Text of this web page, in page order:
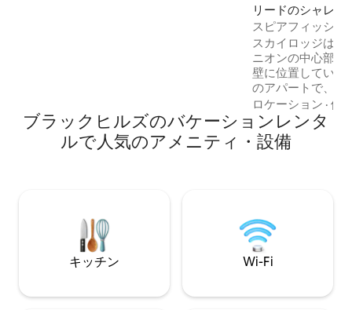
レイジーホース、カスター、カスター州
立公園まで1時間30分
リードのシャレー
スピアフィッシュ
イ・ロッジ
スカイロッジはス
ニオンの中心部に位
壁に位置していま
のアパートで、プ
ョンホームの最上階
フィッシュ滝と
イキングコース
す。 素晴らしい景色です！（鹿、エル
こともできます。 夜の星
適な隠れ家です！
ロケーション ·価
ブラックヒルズのバケーションレンタ
ルで人気のアメニティ・設備
キッチン Wi-Fi